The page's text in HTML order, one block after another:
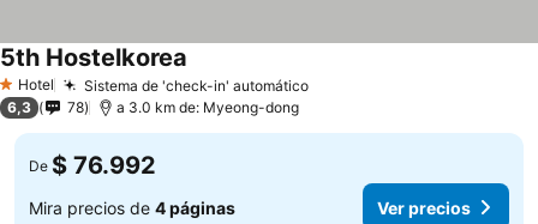
1 Estrellas
Hotel Sistema de 'check-in' automático
5th Hostelkorea
6,3 78 a 3.0 km de: Myeong-dong
De $ 76.992
Mira precios de 4 páginas Ver precios